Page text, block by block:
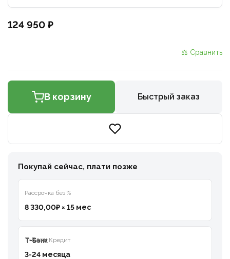
124 950 ₽
⚖ Сравнить
В корзину Быстрый заказ
Покупай сейчас, плати позже
Рассрочка без %
8 330,00₽ × 15 мес
T-БанкКредит
3-24 месяца